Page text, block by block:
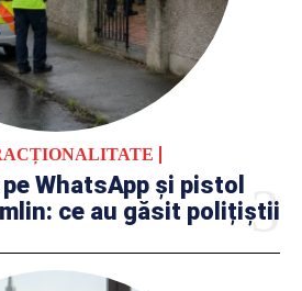
WhatsApp și pistol
ce au găsit polițiștii